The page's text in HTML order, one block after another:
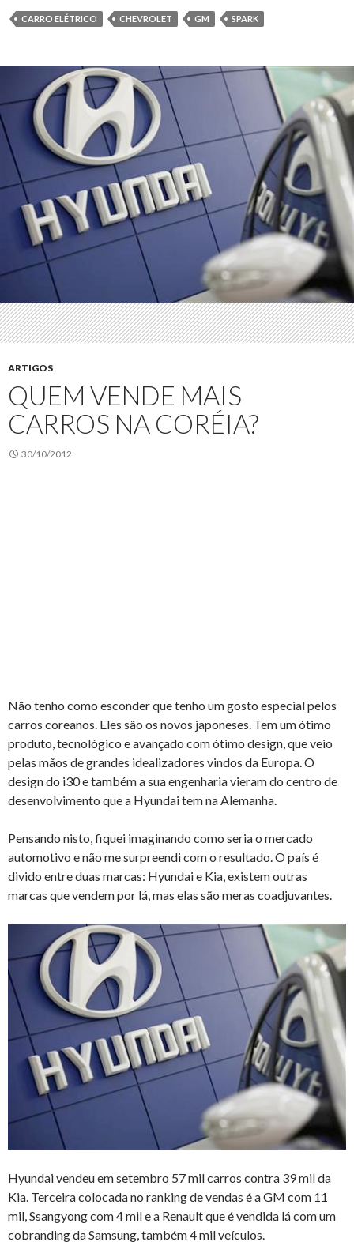
CARRO ELÉTRICO CHEVROLET GM SPARK
ARTIGOS
QUEM VENDE MAIS
CARROS NA CORÉIA?
30/10/2012
Não tenho como esconder que tenho um gosto especial pelos
carros coreanos. Eles são os novos japoneses. Tem um ótimo
produto, tecnológico e avançado com ótimo design, que veio
pelas mãos de grandes idealizadores vindos da Europa. O
design do i30 e também a sua engenharia vieram do centro de
desenvolvimento que a Hyundai tem na Alemanha.
Pensando nisto, fiquei imaginando como seria o mercado
automotivo e não me surpreendi com o resultado. O país é
divido entre duas marcas: Hyundai e Kia, existem outras
marcas que vendem por lá, mas elas são meras coadjuvantes.
Hyundai vendeu em setembro 57 mil carros contra 39 mil da
Kia. Terceira colocada no ranking de vendas é a GM com 11
mil, Ssangyong com 4 mil e a Renault que é vendida lá com um
cobranding da Samsung, também 4 mil veículos.